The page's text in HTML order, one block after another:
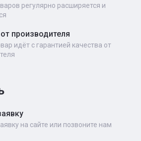
регулярно расширяется и
производителя
идёт с гарантией качества от
на сайте или позвоните нам